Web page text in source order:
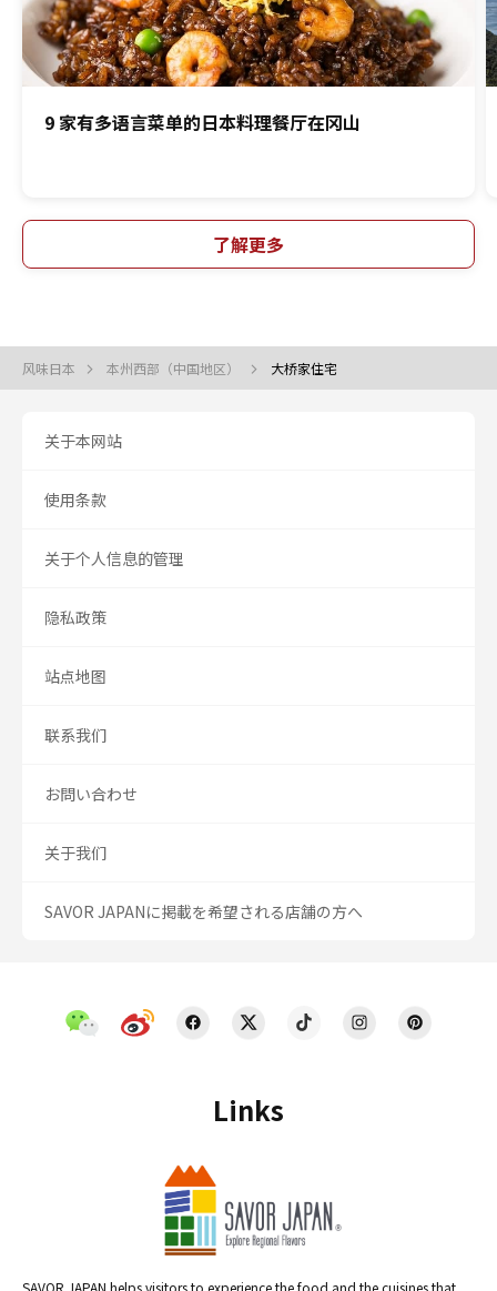
9 家有多语言菜单的日本料理餐厅在冈山
了解更多
风味日本 本州西部（中国地区） 大桥家住宅
Links
SAVOR JAPAN helps visitors to experience the food and the cuisines that
关于本网站
使用条款
关于个人信息的管理
隐私政策
站点地图
联系我们
お問い合わせ
关于我们
SAVOR JAPANに掲載を希望される店舗の方へ